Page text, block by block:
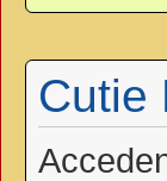
Cutie